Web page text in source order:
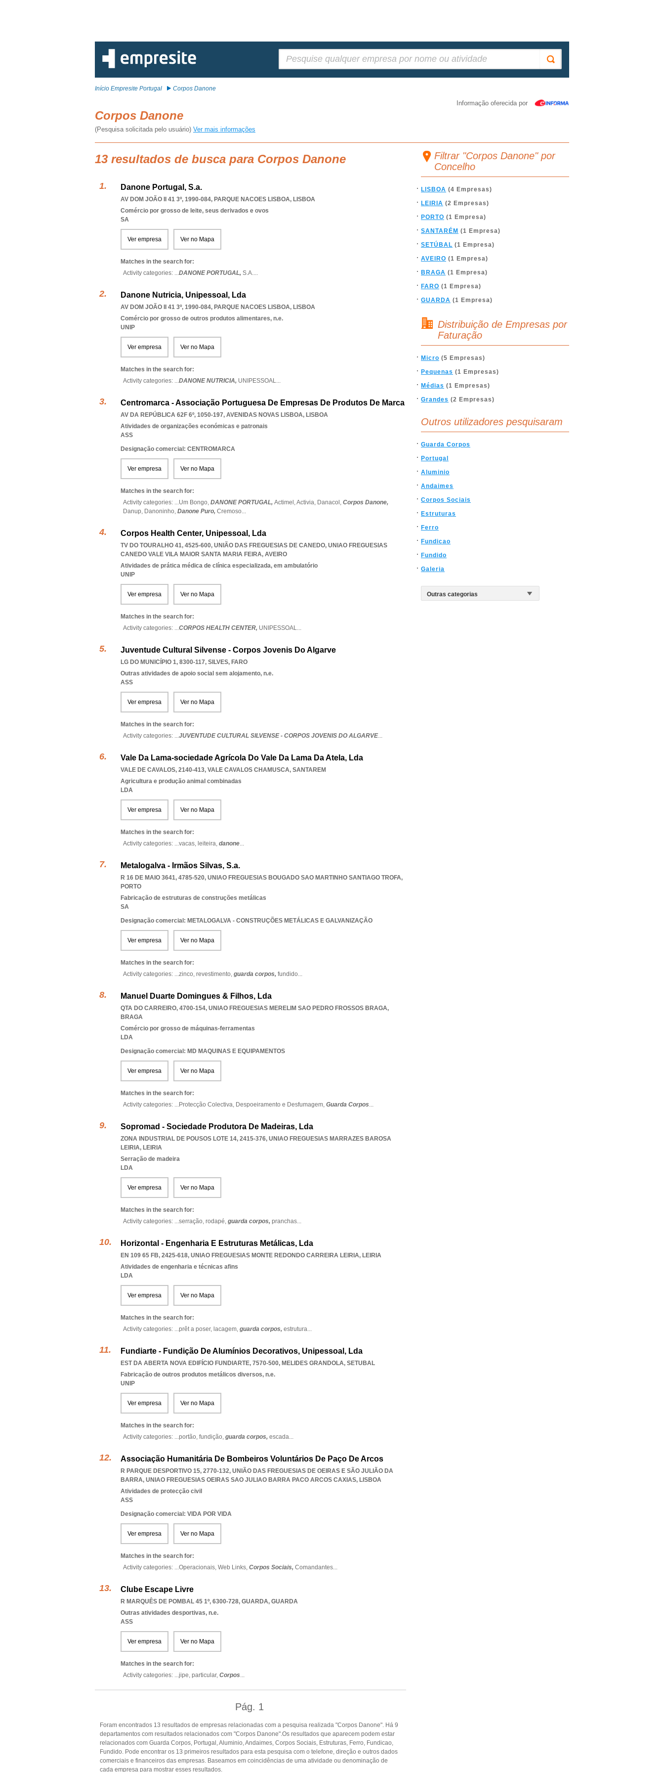
Início Empresite Portugal Corpos Danone
Informação oferecida por
Corpos Danone
(Pesquisa solicitada pelo usuário) Ver mais informações
13 resultados de busca para Corpos Danone
Danone Portugal, S.a.
AV DOM JOÃO II 41 3º, 1990-084, PARQUE NACOES LISBOA, LISBOA
Comércio por grosso de leite, seus derivados e ovos
SA
Ver empresa Ver no Mapa
Matches in the search for:
Activity categories: ...DANONE PORTUGAL, S.A....
Danone Nutricia, Unipessoal, Lda
AV DOM JOÃO II 41 3º, 1990-084, PARQUE NACOES LISBOA, LISBOA
Comércio por grosso de outros produtos alimentares, n.e.
UNIP
Ver empresa Ver no Mapa
Matches in the search for:
Activity categories: ...DANONE NUTRICIA, UNIPESSOAL...
Centromarca - Associação Portuguesa De Empresas De Produtos De Marca
AV DA REPÚBLICA 62F 6º, 1050-197, AVENIDAS NOVAS LISBOA, LISBOA
Atividades de organizações económicas e patronais
ASS
Designação comercial: CENTROMARCA
Ver empresa Ver no Mapa
Matches in the search for:
Activity categories: ...Um Bongo, DANONE PORTUGAL, Actimel,Activia, Danacol, Corpos Danone,
Danup, Danoninho, Danone Puro, Cremoso...
Corpos Health Center, Unipessoal, Lda
TV DO TOURALHO 41, 4525-600, UNIÃO DAS FREGUESIAS DE CANEDO, UNIAO FREGUESIAS
CANEDO VALE VILA MAIOR SANTA MARIA FEIRA, AVEIRO
Atividades de prática médica de clínica especializada, em ambulatório
UNIP
Ver empresa Ver no Mapa
Matches in the search for:
Activity categories: ...CORPOS HEALTH CENTER, UNIPESSOAL...
Juventude Cultural Silvense - Corpos Jovenis Do Algarve
LG DO MUNICÍPIO 1, 8300-117, SILVES, FARO
Outras atividades de apoio social sem alojamento, n.e.
ASS
Ver empresa Ver no Mapa
Matches in the search for:
Activity categories: ...JUVENTUDE CULTURAL SILVENSE - CORPOS JOVENIS DO ALGARVE...
Vale Da Lama-sociedade Agrícola Do Vale Da Lama Da Atela, Lda
VALE DE CAVALOS, 2140-413, VALE CAVALOS CHAMUSCA, SANTAREM
Agricultura e produção animal combinadas
LDA
Ver empresa Ver no Mapa
Matches in the search for:
Activity categories: ...vacas, leiteira, danone...
Metalogalva - Irmãos Silvas, S.a.
R 16 DE MAIO 3641, 4785-520, UNIAO FREGUESIAS BOUGADO SAO MARTINHO SANTIAGO TROFA,
PORTO
Fabricação de estruturas de construções metálicas
SA
Designação comercial: METALOGALVA - CONSTRUÇÕES METÁLICAS E GALVANIZAÇÃO
Ver empresa Ver no Mapa
Matches in the search for:
Activity categories: ...zinco, revestimento, guarda corpos, fundido...
Manuel Duarte Domingues & Filhos, Lda
QTA DO CARREIRO, 4700-154, UNIAO FREGUESIAS MERELIM SAO PEDRO FROSSOS BRAGA,
BRAGA
Comércio por grosso de máquinas-ferramentas
LDA
Designação comercial: MD MAQUINAS E EQUIPAMENTOS
Ver empresa Ver no Mapa
Matches in the search for:
Activity categories: ...Protecção Colectiva, Despoeiramento e Desfumagem, Guarda Corpos...
Sopromad - Sociedade Produtora De Madeiras, Lda
ZONA INDUSTRIAL DE POUSOS LOTE 14, 2415-376, UNIAO FREGUESIAS MARRAZES BAROSA
LEIRIA, LEIRIA
Serração de madeira
LDA
Ver empresa Ver no Mapa
Matches in the search for:
Activity categories: ...serração, rodapé, guarda corpos, pranchas...
Horizontal - Engenharia E Estruturas Metálicas, Lda
EN 109 65 FB, 2425-618, UNIAO FREGUESIAS MONTE REDONDO CARREIRA LEIRIA, LEIRIA
Atividades de engenharia e técnicas afins
LDA
Ver empresa Ver no Mapa
Matches in the search for:
Activity categories: ...prêt a poser, lacagem, guarda corpos, estrutura...
Fundiarte - Fundição De Alumínios Decorativos, Unipessoal, Lda
EST DA ABERTA NOVA EDIFÍCIO FUNDIARTE, 7570-500, MELIDES GRANDOLA, SETUBAL
Fabricação de outros produtos metálicos diversos, n.e.
UNIP
Ver empresa Ver no Mapa
Matches in the search for:
Activity categories: ...portão, fundição, guarda corpos, escada...
Associação Humanitária De Bombeiros Voluntários De Paço De Arcos
R PARQUE DESPORTIVO 15, 2770-132, UNIÃO DAS FREGUESIAS DE OEIRAS E SÃO JULIÃO DA
BARRA, UNIAO FREGUESIAS OEIRAS SAO JULIAO BARRA PACO ARCOS CAXIAS, LISBOA
Atividades de protecção civil
ASS
Designação comercial: VIDA POR VIDA
Ver empresa Ver no Mapa
Matches in the search for:
Activity categories: ...Operacionais, Web Links, Corpos Sociais, Comandantes...
Clube Escape Livre
R MARQUÊS DE POMBAL 45 1º, 6300-728, GUARDA, GUARDA
Outras atividades desportivas, n.e.
ASS
Ver empresa Ver no Mapa
Matches in the search for:
Activity categories: ...jipe, particular, Corpos...
Pág. 1
Foram encontrados 13 resultados de empresas relacionadas com a pesquisa realizada "Corpos Danone". Há 9
departamentos com resultados relacionados com "Corpos Danone".Os resultados que aparecem podem estar
relacionados com Guarda Corpos, Portugal, Aluminio, Andaimes, Corpos Sociais, Estruturas, Ferro, Fundicao,
Fundido. Pode encontrar os 13 primeiros resultados para esta pesquisa com o telefone, direção e outros dados
comerciais e financeiros das empresas. Baseamos em coincidências de uma atividade ou denominação de
cada empresa para mostrar esses resultados.
Filtrar "Corpos Danone" por
Concelho
LISBOA (4 Empresas)
LEIRIA (2 Empresas)
PORTO (1 Empresa)
SANTARÉM (1 Empresa)
SETÚBAL (1 Empresa)
AVEIRO (1 Empresa)
BRAGA (1 Empresa)
FARO (1 Empresa)
GUARDA (1 Empresa)
Distribuição de Empresas por
Faturação
Micro (5 Empresas)
Pequenas (1 Empresas)
Médias (1 Empresas)
Grandes (2 Empresas)
Outros utilizadores pesquisaram
Guarda Corpos
Portugal
Aluminio
Andaimes
Corpos Sociais
Estruturas
Ferro
Fundicao
Fundido
Galeria